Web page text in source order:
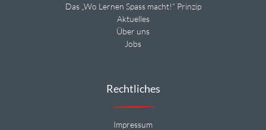
Das „Wo Lernen Spass macht!“ Prinzip
Aktuelles
Über uns
Jobs
Rechtliches
Impressum